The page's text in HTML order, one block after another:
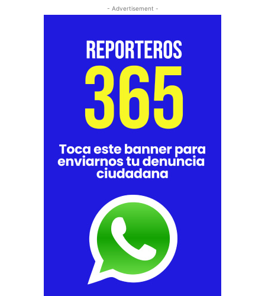
- Advertisement -